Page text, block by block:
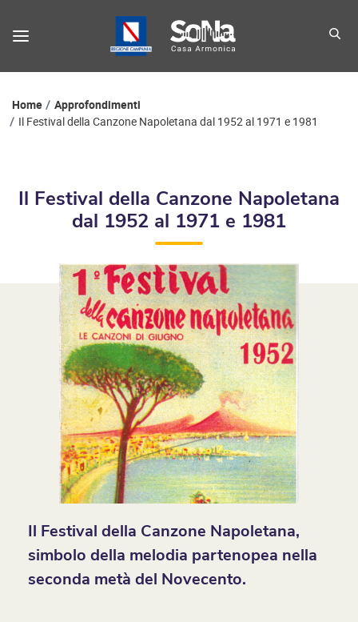
Percorso di navigazione
Home
Approfondimenti
Il Festival della Canzone Napoletana dal 1952 al 1971 e 1981
Il Festival della Canzone Napoletana
dal 1952 al 1971 e 1981
Il Festival della Canzone Napoletana,
simbolo della melodia partenopea nella
seconda metà del Novecento.